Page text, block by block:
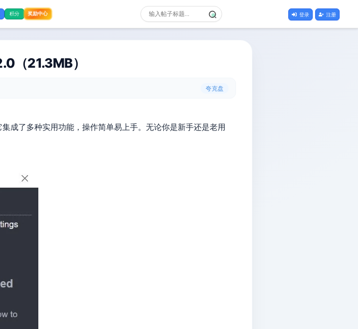
积分 奖励中心 登录 注册
（21.3MB）
夸克盘
成了多种实用功能，操作简单易上手。无论你是新手还是老用